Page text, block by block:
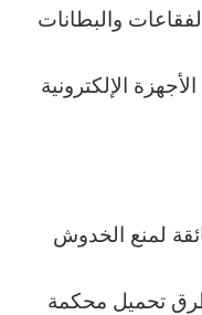
والبطانات
الإلكترونية
لمنع الخدوش
تحميل محكمة